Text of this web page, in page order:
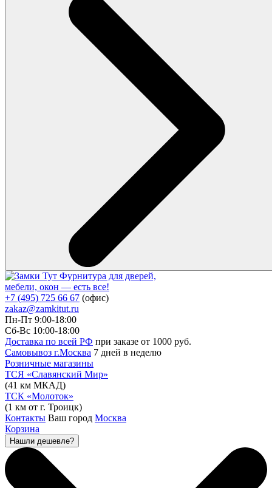
Фурнитура для дверей,
мебели, окон — есть все!
+7 (495) 725 66 67 (офис)
zakaz@zamkitut.ru
Пн-Пт 9:00-18:00
Сб-Вс 10:00-18:00
Доставка по всей РФ при заказе от 1000 руб.
Самовывоз г.Москва 7 дней в неделю
Розничные магазины
ТСЯ «Славянский Мир»
(41 км МКАД)
ТСК «Молоток»
(1 км от г. Троицк)
Контакты Ваш город Москва
Корзина
Нашли дешевле?